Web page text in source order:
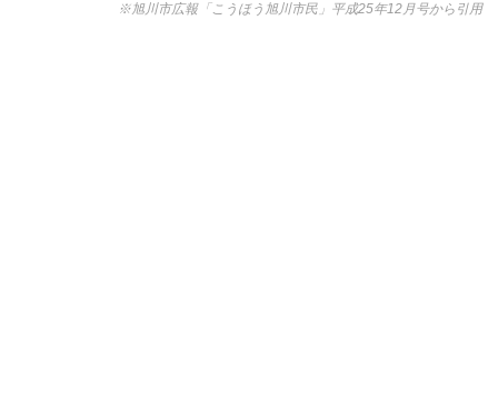
※旭川市広報「こうほう旭川市民」平成25年12月号から引用